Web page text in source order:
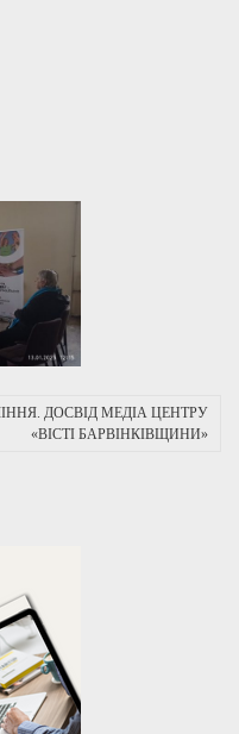
ДОСВІД МЕДІА ЦЕНТРУ
«ВІСТІ БАРВІНКІВЩИНИ»